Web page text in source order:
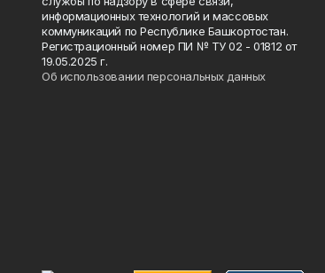
информационных технологий и массовых
коммуникаций по Республике Башкортостан.
Регистрационный номер ПИ № ТУ 02 - 01812 от
19.05.2025 г.
Об использовании персональных данных